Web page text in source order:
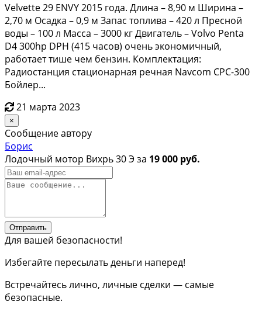
Velvette 29 ENVY 2015 года. Длина – 8,90 м Ширина –
2,70 м Осадка – 0,9 м Запас топлива – 420 л Пресной
воды – 100 л Масса – 3000 кг Двигатель – Volvo Penta
D4 300hp DPH (415 часов) очень экономичный,
работает тише чем бензин. Комплектация:
Радиостанция стационарная речная Navcom CPC-300
Бойлер...
21 марта 2023
×
Сообщение автору
Борис
Лодочный мотор Вихрь 30 Э за 19 000 руб.
Отправить
Для вашей безопасности!
Избегайте пересылать деньги наперед!
Встречайтесь лично, личные сделки — самые
безопасные.